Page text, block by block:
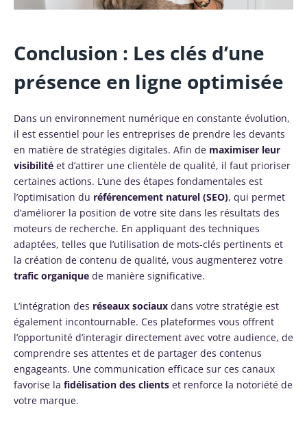
Conclusion : Les clés d’une
présence en ligne optimisée
Dans un environnement numérique en constante évolution,
il est essentiel pour les entreprises de prendre les devants
en matière de stratégies digitales. Afin de maximiser leur
visibilité et d’attirer une clientèle de qualité, il faut prioriser
certaines actions. L’une des étapes fondamentales est
l’optimisation du référencement naturel (SEO), qui permet
d’améliorer la position de votre site dans les résultats des
moteurs de recherche. En appliquant des techniques
adaptées, telles que l’utilisation de mots-clés pertinents et
la création de contenu de qualité, vous augmenterez votre
trafic organique de manière significative.
L’intégration des réseaux sociaux dans votre stratégie est
également incontournable. Ces plateformes vous offrent
l’opportunité d’interagir directement avec votre audience, de
comprendre ses attentes et de partager des contenus
engageants. Une communication efficace sur ces canaux
favorise la fidélisation des clients et renforce la notoriété de
votre marque.